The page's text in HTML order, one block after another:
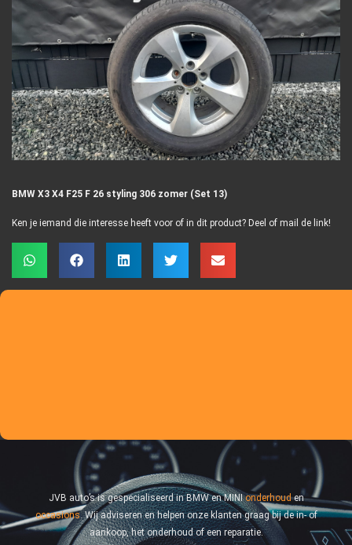
BMW X3 X4 F25 F 26 styling 306 zomer (Set 13)
Ken je iemand die interesse heeft voor of in dit product? Deel of mail de link!
JVB auto’s is gespecialiseerd in BMW en MINIonderhouden
occasions. Wij adviseren en helpen onze klanten graag bij de in- of
aankoop, het onderhoud of een reparatie.